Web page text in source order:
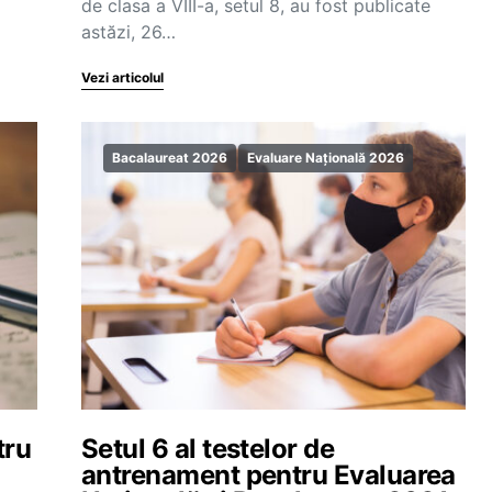
de clasa a VIII-a, setul 8, au fost publicate
astăzi, 26…
Vezi articolul
Bacalaureat 2026 Evaluare Națională 2026
Setul 6 al testelor de
antrenament pentru Evaluarea